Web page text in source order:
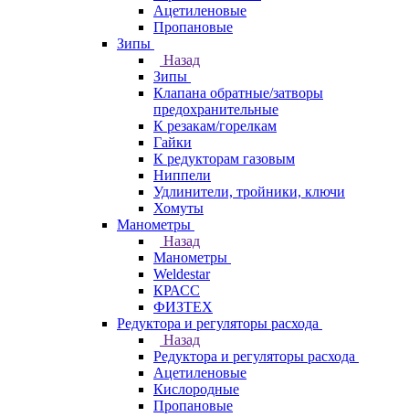
Ацетиленовые
Пропановые
Зипы
Назад
Зипы
Клапана обратные/затворы
предохранительные
К резакам/горелкам
Гайки
К редукторам газовым
Ниппели
Удлинители, тройники, ключи
Хомуты
Манометры
Назад
Манометры
Weldestar
КРАСС
ФИЗТЕХ
Редуктора и регуляторы расхода
Назад
Редуктора и регуляторы расхода
Ацетиленовые
Кислородные
Пропановые